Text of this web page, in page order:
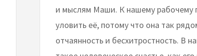
и мыслям Маши. К нашему рабочему
уловить её, потому что она так
отчаянность и бесхитростность. В